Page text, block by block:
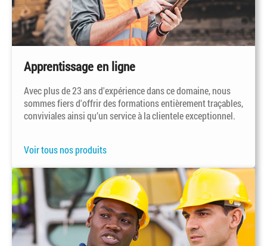
Apprentissage en ligne
Avec plus de 23 ans d'expérience dans ce domaine, nous
sommes fiers d'offrir des formations entièrement traçables,
conviviales ainsi qu’un service à la clientele exceptionnel.
Voir tous nos produits